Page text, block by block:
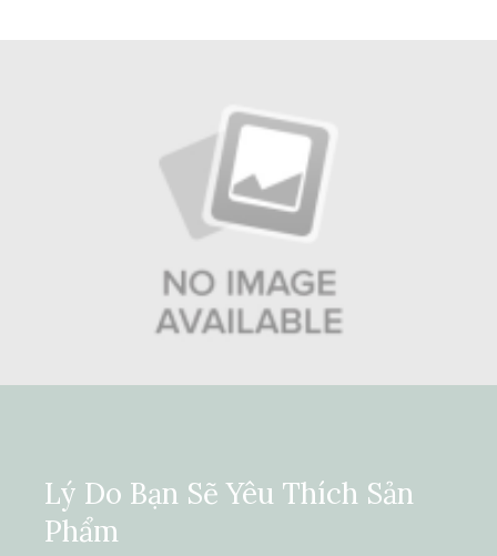
Lý Do Bạn Sẽ Yêu Thích Sản
Phẩm